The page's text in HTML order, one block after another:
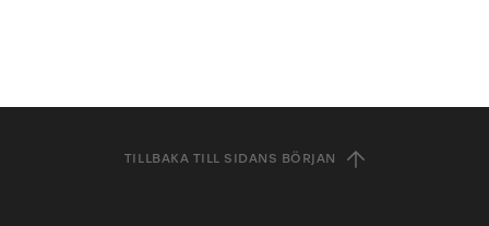
TILLBAKA TILL SIDANS BÖRJAN